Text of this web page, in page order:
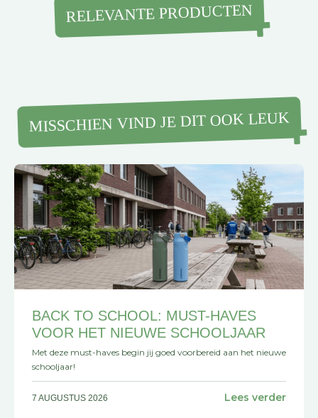
RELEVANTE PRODUCTEN
MISSCHIEN VIND JE DIT OOK LEUK
BACK TO SCHOOL: MUST-HAVES
VOOR HET NIEUWE SCHOOLJAAR
Met deze must-haves begin jij goed voorbereid aan het nieuwe
schooljaar!
7 AUGUSTUS 2026 Lees verder